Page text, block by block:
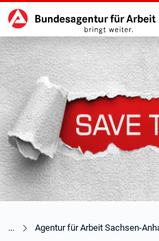
zu den Hauptinhalten springen
Hauptnavigation
Agentur für Arbeit Sachsen-